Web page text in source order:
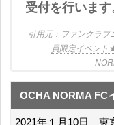
受付を行います
ファンクラ
員限定イベント
OCHA NORMA FC
2021年１月10日